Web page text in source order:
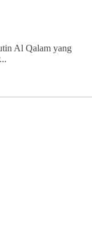
Al Qalam yang